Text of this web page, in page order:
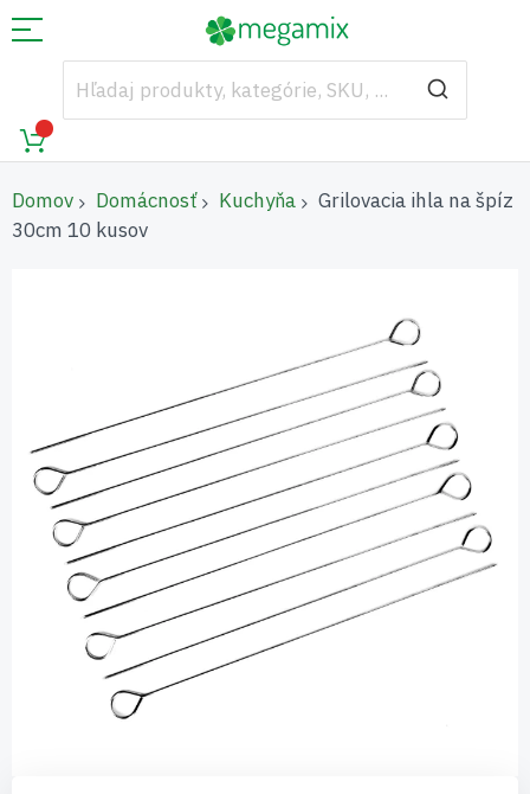
Domov Domácnosť Kuchyňa
Grilovacia ihla na špíz
30cm 10 kusov